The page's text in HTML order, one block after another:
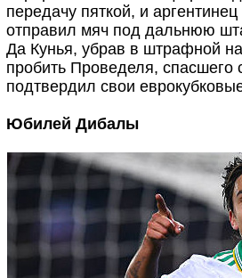
передачу пяткой, и
отправил мяч под дальнюю
Да Кунья, убрав в штрафной
пробить Проведеля, спасшего
подтвердил свои
Юбилей Дибалы